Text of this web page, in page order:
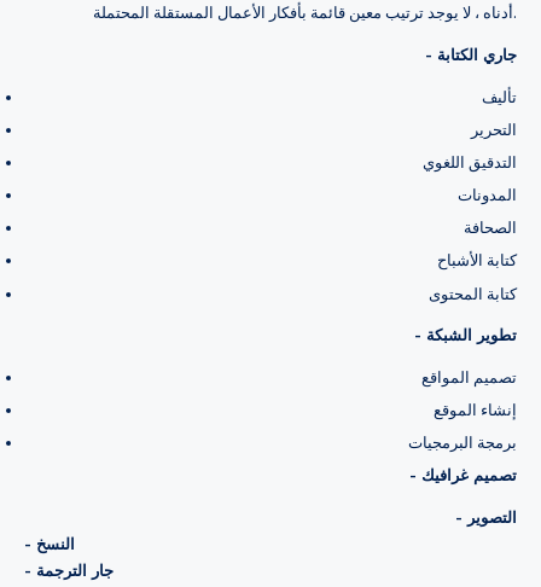
أدناه ، لا يوجد ترتيب معين قائمة بأفكار الأعمال المستقلة المحتملة.
- جاري الكتابة
تأليف
التحرير
التدقيق اللغوي
المدونات
الصحافة
كتابة الأشباح
كتابة المحتوى
- تطوير الشبكة
تصميم المواقع
إنشاء الموقع
برمجة البرمجيات
- تصميم غرافيك
- التصوير
- النسخ
- جار الترجمة